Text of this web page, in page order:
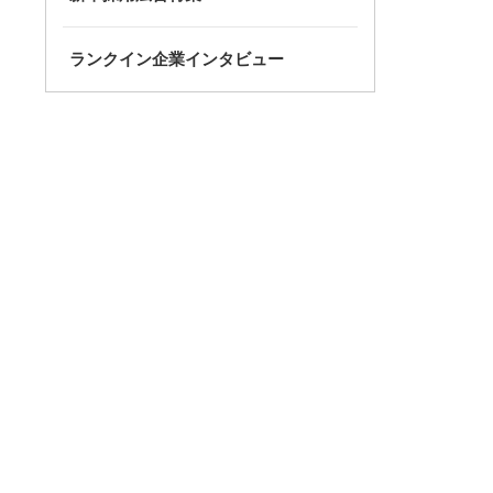
ランクイン企業インタビュー